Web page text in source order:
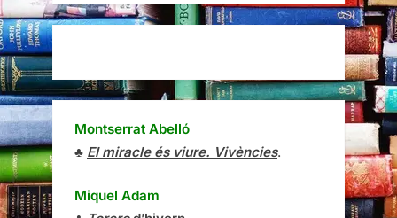
Montserrat Abelló
♣ El miracle és viure. Vivències.
Miquel Adam